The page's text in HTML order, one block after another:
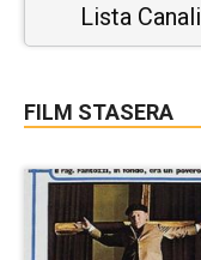
Lista Canali
FILM STASERA